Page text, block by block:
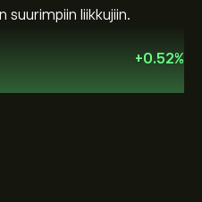
liikkujiin.
+0.52%